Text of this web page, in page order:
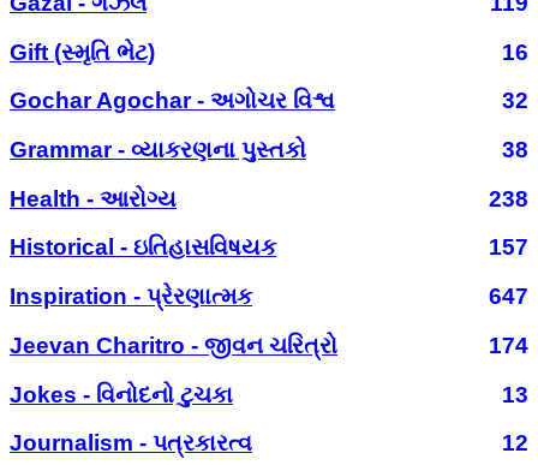
Gift (સ્મૃતિ ભેટ)
16
Gochar Agochar - અગોચર વિશ્વ
32
Grammar - વ્યાકરણના પુસ્તકો
38
Health - આરોગ્ય
238
Historical - ઇતિહાસવિષયક
157
Inspiration - પ્રેરણાત્મક
647
Jeevan Charitro - જીવન ચરિત્રો
174
Jokes - વિનોદનો ટુચકા
13
Journalism - પત્રકારત્વ
12